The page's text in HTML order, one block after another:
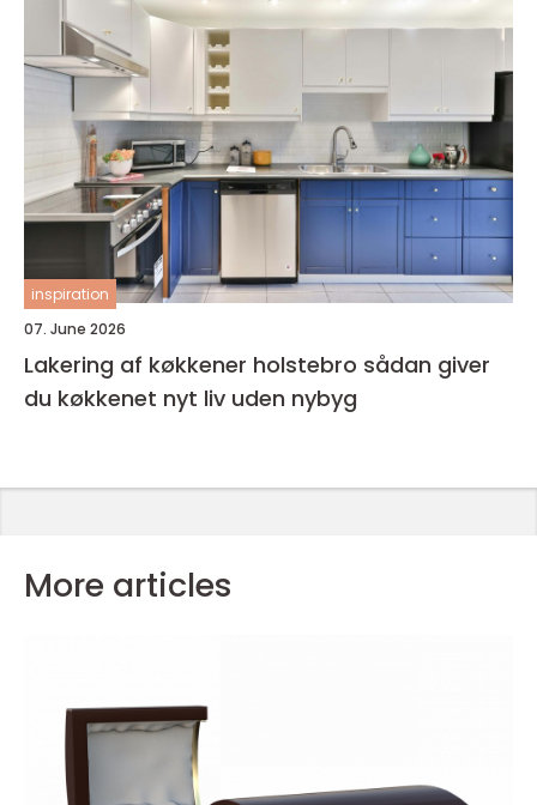
inspiration
07. June 2026
Lakering af køkkener holstebro sådan giver
du køkkenet nyt liv uden nybyg
More articles